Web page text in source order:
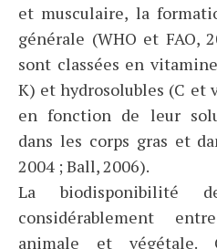
et musculaire, la
générale (WHO et FAO,
sont classées en
K) et hydrosolubles (C et
en fonction de leur
dans les corps gras et
2004 ; Ball, 2006).
La biodisponibilité
considérablement
animale et végétale.